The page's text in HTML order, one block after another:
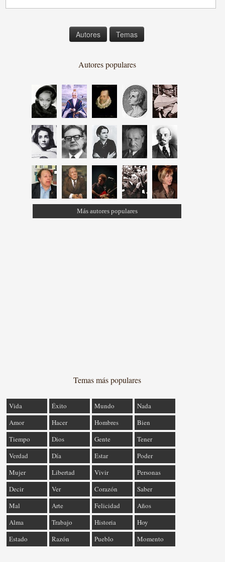
Autores Temas
Autores populares
Más autores populares
Temas más populares
Vida Éxito Mundo
Nada
Amor
Hacer Hombres
Bien
Tiempo
Dios Gente
Tener
Verdad
Día Estar
Poder
Mujer
Libertad Vivir
Personas
Decir
Ver Corazón
Saber
Mal
Arte Felicidad
Años
Alma
Trabajo Historia
Hoy
Estado
Razón Pueblo Momento